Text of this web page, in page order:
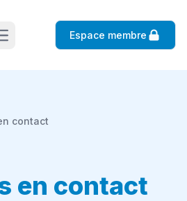
Open main menuEspace membre
contact
en contact